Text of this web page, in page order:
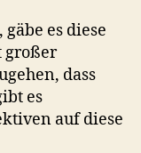
es diese
großer
dass
es
auf diese